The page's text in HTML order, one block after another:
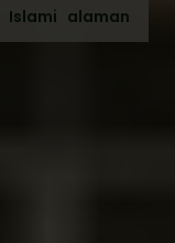
Islami alaman